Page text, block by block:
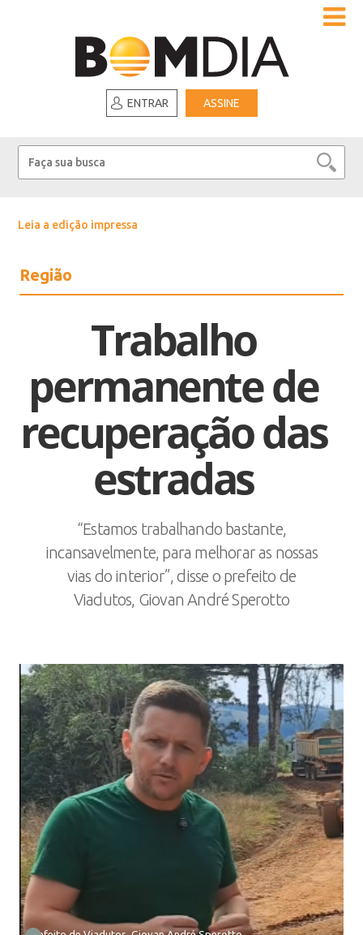
ENTRAR ASSINE
Leia a edição impressa
Região
Trabalho
permanente de
recuperação das
estradas
“Estamos trabalhando bastante,
incansavelmente, para melhorar as nossas
vias do interior”, disse o prefeito de
Viadutos, Giovan André Sperotto